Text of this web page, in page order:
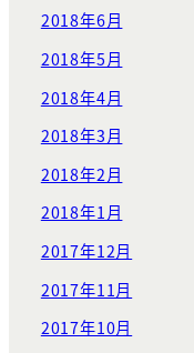
2018年6月
2018年5月
2018年4月
2018年3月
2018年2月
2018年1月
2017年12月
2017年11月
2017年10月